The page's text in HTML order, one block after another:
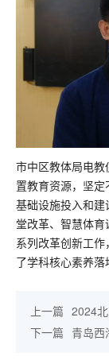
市中区教体局电教
置教育资源，坚
基础设施投入和
堂改革、智慧体
系列改革创新工
了学科核心素养落
上一篇 2024
讯飞智慧体育
下一篇 青岛西